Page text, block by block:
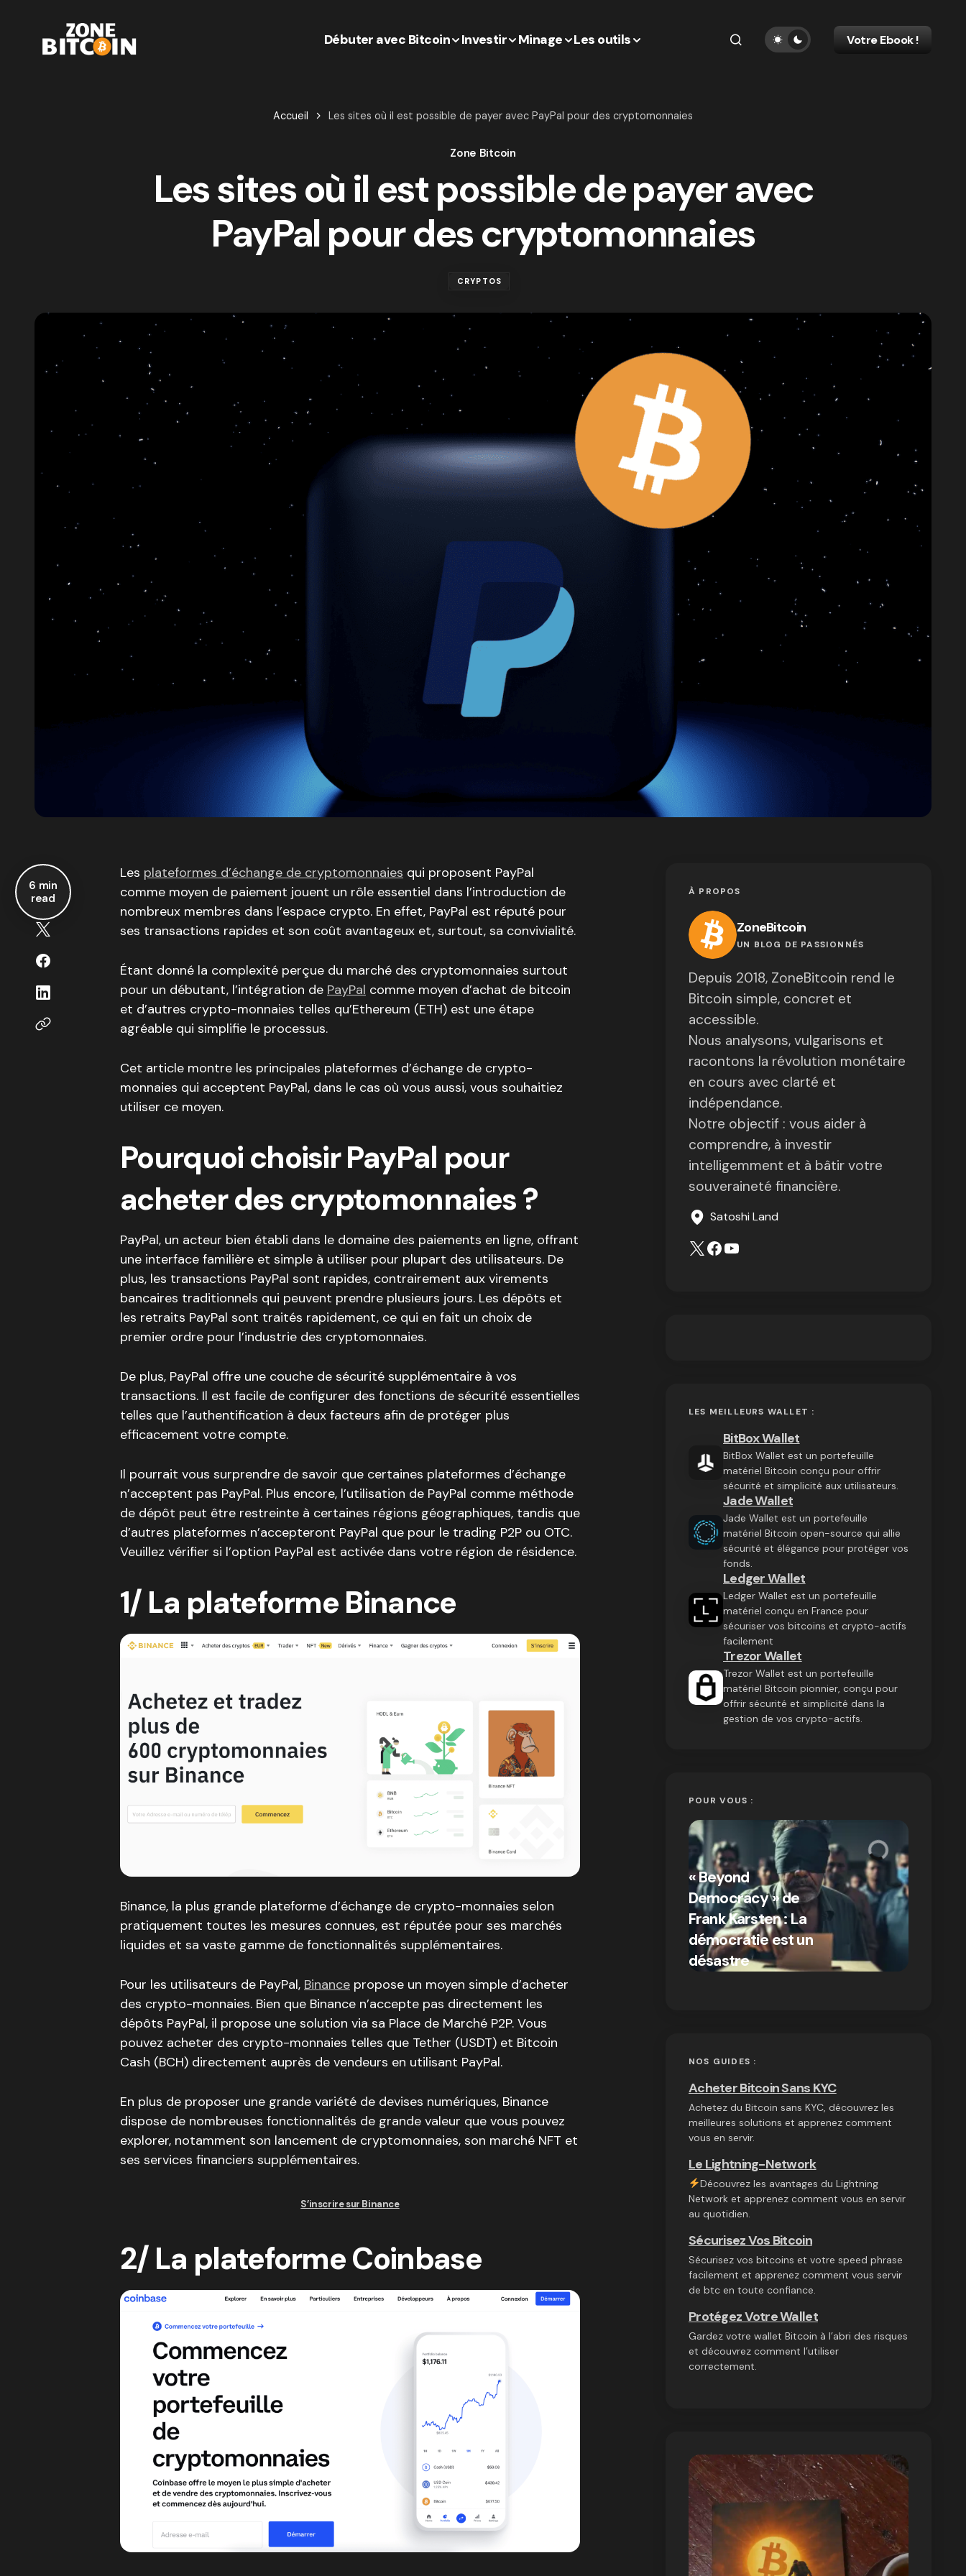
Débuter avec Bitcoin Investir Minage Les outils Votre Ebook !
Accueil Les sites où il est possible de payer avec PayPal pour des cryptomonnaies
Zone Bitcoin
Les sites où il est possible de payer avec
PayPal pour des cryptomonnaies
CRYPTOS
6 min
read
Les plateformes d’échange de cryptomonnaies qui proposent PayPal
comme moyen de paiement jouent un rôle essentiel dans l’introduction de
nombreux membres dans l’espace crypto. En effet, PayPal est réputé pour
ses transactions rapides et son coût avantageux et, surtout, sa convivialité.
Étant donné la complexité perçue du marché des cryptomonnaies surtout
pour un débutant, l’intégration de PayPal comme moyen d’achat de bitcoin
et d’autres crypto-monnaies telles qu’Ethereum (ETH) est une étape
agréable qui simplifie le processus.
Cet article montre les principales plateformes d’échange de crypto-
monnaies qui acceptent PayPal, dans le cas où vous aussi, vous souhaitiez
utiliser ce moyen.
Pourquoi choisir PayPal pour
acheter des cryptomonnaies ?
PayPal, un acteur bien établi dans le domaine des paiements en ligne, offrant
une interface familière et simple à utiliser pour plupart des utilisateurs. De
plus, les transactions PayPal sont rapides, contrairement aux virements
bancaires traditionnels qui peuvent prendre plusieurs jours. Les dépôts et
les retraits PayPal sont traités rapidement, ce qui en fait un choix de
premier ordre pour l’industrie des cryptomonnaies.
De plus, PayPal offre une couche de sécurité supplémentaire à vos
transactions. Il est facile de configurer des fonctions de sécurité essentielles
telles que l’authentification à deux facteurs afin de protéger plus
efficacement votre compte.
Il pourrait vous surprendre de savoir que certaines plateformes d’échange
n’acceptent pas PayPal. Plus encore, l’utilisation de PayPal comme méthode
de dépôt peut être restreinte à certaines régions géographiques, tandis que
d’autres plateformes n’accepteront PayPal que pour le trading P2P ou OTC.
Veuillez vérifier si l’option PayPal est activée dans votre région de résidence.
1/ La plateforme Binance
Binance, la plus grande plateforme d’échange de crypto-monnaies selon
pratiquement toutes les mesures connues, est réputée pour ses marchés
liquides et sa vaste gamme de fonctionnalités supplémentaires.
Pour les utilisateurs de PayPal, Binance propose un moyen simple d’acheter
des crypto-monnaies. Bien que Binance n’accepte pas directement les
dépôts PayPal, il propose une solution via sa Place de Marché P2P. Vous
pouvez acheter des crypto-monnaies telles que Tether (USDT) et Bitcoin
Cash (BCH) directement auprès de vendeurs en utilisant PayPal.
En plus de proposer une grande variété de devises numériques, Binance
dispose de nombreuses fonctionnalités de grande valeur que vous pouvez
explorer, notamment son lancement de cryptomonnaies, son marché NFT et
ses services financiers supplémentaires.
S’inscrire sur Binance
2/ La plateforme Coinbase
À PROPOS
ZoneBitcoin
UN BLOG DE PASSIONNÉS
Depuis 2018, ZoneBitcoin rend le
Bitcoin simple, concret et
accessible.
Nous analysons, vulgarisons et
racontons la révolution monétaire
en cours avec clarté et
indépendance.
Notre objectif : vous aider à
comprendre, à investir
intelligemment et à bâtir votre
souveraineté financière.
Satoshi Land
LES MEILLEURS WALLET :
BitBox Wallet
BitBox Wallet est un portefeuille
matériel Bitcoin conçu pour offrir
sécurité et simplicité aux utilisateurs.
Jade Wallet
Jade Wallet est un portefeuille
matériel Bitcoin open-source qui allie
sécurité et élégance pour protéger vos
fonds.
Ledger Wallet
Ledger Wallet est un portefeuille
matériel conçu en France pour
sécuriser vos bitcoins et crypto-actifs
facilement
Trezor Wallet
Trezor Wallet est un portefeuille
matériel Bitcoin pionnier, conçu pour
offrir sécurité et simplicité dans la
gestion de vos crypto-actifs.
POUR VOUS :
« Beyond
Democracy » de
Frank Karsten : La
démocratie est un
désastre
on 03/10/2024
NOS GUIDES :
Acheter Bitcoin Sans KYC
Achetez du Bitcoin sans KYC, découvrez les
meilleures solutions et apprenez comment
vous en servir.
Le Lightning-Network
Découvrez les avantages du Lightning
Network et apprenez comment vous en servir
au quotidien.
Sécurisez Vos Bitcoin
Sécurisez vos bitcoins et votre speed phrase
facilement et apprenez comment vous servir
de btc en toute confiance.
Protégez Votre Wallet
Gardez votre wallet Bitcoin à l’abri des risques
et découvrez comment l’utiliser
correctement.